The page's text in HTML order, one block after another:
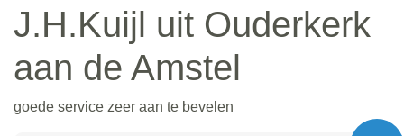
J.H.Kuijl uit Ouderkerk
aan de Amstel
goede service zeer aan te bevelen